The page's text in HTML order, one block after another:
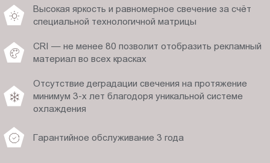
Высокая яркость и равномерное свечение за счёт
специальной технологичной матрицы
CRI — не менее 80 позволит отобразить рекламный
материал во всех красках
Отсутствие деградации свечения на протяжение
минимум 3-х лет благодоря уникальной системе
охлаждения
Гарантийное обслуживание 3 года